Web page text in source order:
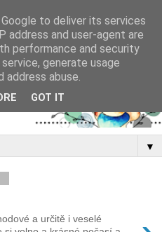
▼
a určitě i veselé
to deliver its services
address and user-agent are
performance and security
generate usage
abuse.
GOT IT